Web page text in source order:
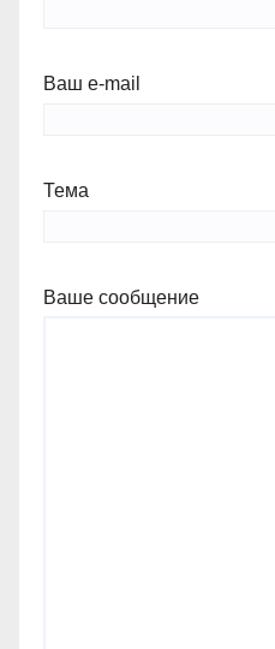
Ваш e-mail
Тема
Ваше сообщение